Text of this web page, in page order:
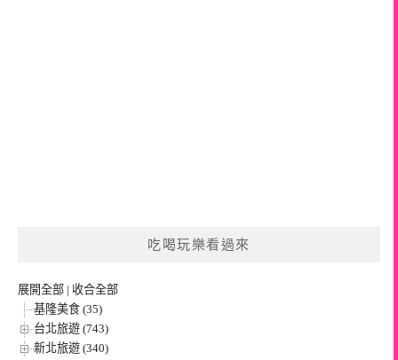
吃喝玩樂看過來
展開全部 | 收合全部
基隆美食 (35)
台北旅遊 (743)
新北旅遊 (340)